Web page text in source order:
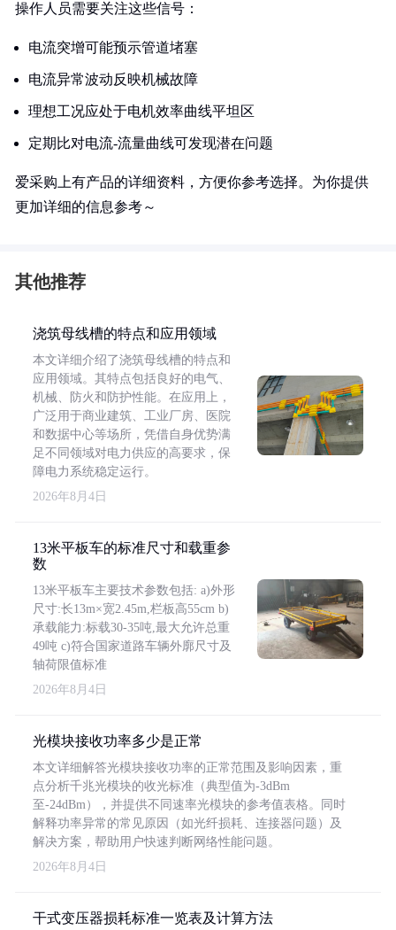
操作人员需要关注这些信号：
电流突增可能预示管道堵塞
电流异常波动反映机械故障
理想工况应处于电机效率曲线平坦区
定期比对电流-流量曲线可发现潜在问题
爱采购上有产品的详细资料，方便你参考选择。为你提供
更加详细的信息参考～
其他推荐
浇筑母线槽的特点和应用领域
本文详细介绍了浇筑母线槽的特点和
应用领域。其特点包括良好的电气、
机械、防火和防护性能。在应用上，
广泛用于商业建筑、工业厂房、医院
和数据中心等场所，凭借自身优势满
足不同领域对电力供应的高要求，保
障电力系统稳定运行。
2026年8月4日
13米平板车的标准尺寸和载重参
数
13米平板车主要技术参数包括: a)外形
尺寸:长13m×宽2.45m,栏板高55cm b)
承载能力:标载30-35吨,最大允许总重
49吨 c)符合国家道路车辆外廓尺寸及
轴荷限值标准
2026年8月4日
光模块接收功率多少是正常
本文详细解答光模块接收功率的正常范围及影响因素，重
点分析千兆光模块的收光标准（典型值为-3dBm
至-24dBm），并提供不同速率光模块的参考值表格。同时
解释功率异常的常见原因（如光纤损耗、连接器问题）及
解决方案，帮助用户快速判断网络性能问题。
2026年8月4日
干式变压器损耗标准一览表及计算方法